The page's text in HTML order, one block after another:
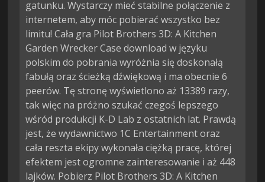
gatunku. Wystarczy mieć stabilne połączenie z
internetem, aby móc pobierać wszystko bez
limitu! Cała gra Pilot Brothers 3D: A Kitchen
Garden Wrecker Case download w języku
polskim do pobrania wyróżnia się doskonałą
fabułą oraz ścieżką dźwiękową i ma obecnie 6
peerów. Tę stronę wyświetlono aż 13389 razy,
tak więc na próżno szukać czegoś lepszego
wśród produkcji K-D Lab z ostatnich lat. Prawdą
jest, że wydawnictwo 1C Entertainment oraz
cała reszta ekipy wykonała ciężką pracę, której
efektem jest ogromne zainteresowanie i aż 448
lajków. Pobierz Pilot Brothers 3D: A Kitchen